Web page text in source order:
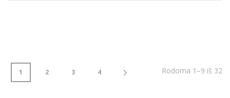
1 2 3 4 Rodoma 1–9 iš 32